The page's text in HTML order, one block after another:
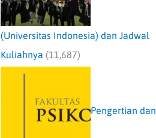
(Universitas Indonesia) dan Jadwal
Kuliahnya (11,687)
Pengertian dan